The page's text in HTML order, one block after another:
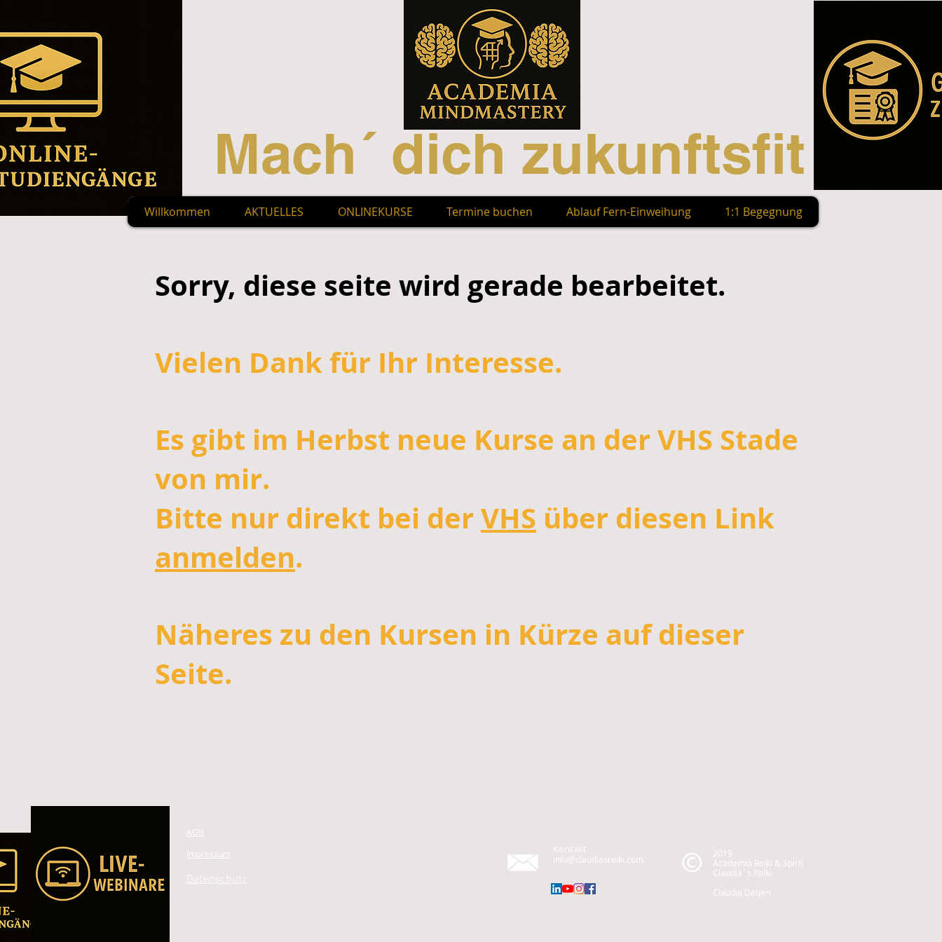
Mach´ dich zukunftsfit
Willkommen AKTUELLES ONLINEKURSE Termine buchen Ablauf Fern-Einweihung 1:1 Begegnung
Sorry, diese seite wird gerade bearbeitet.
Vielen Dank für Ihr Interesse.
Es gibt im Herbst neue Kurse an der VHS Stade
von mir.
Bitte nur direkt bei derVHS über diesen Link
anmelden.
Näheres zu den Kursen in Kürze auf dieser
Seite.
AGB
Impressum
Datenschutz
Kontakt
info@claudiasreiki.com
2019
Academia Reiki & Spirit
Claudia´s Reiki
Claudia Detjen